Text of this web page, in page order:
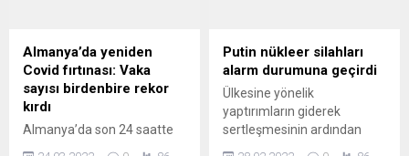
arttığı belirtildi.
Süddeutsche
Zeitung gazetesinin Otto
Brenner Vakfı tarafından
verilerini açıkladı. Buna göre,
ülkede üretilen ürünler için
siparişler, nisanda bir önceki
aya...
Almanya’da yeniden
Covid fırtınası: Vaka
sayısı birdenbire rekor
kırdı
Almanya’da son 24 saatte
Putin nükleer silahları
alarm durumuna geçirdi
Ülkesine yönelik
yaptırımların giderek
sertleşmesinin ardından